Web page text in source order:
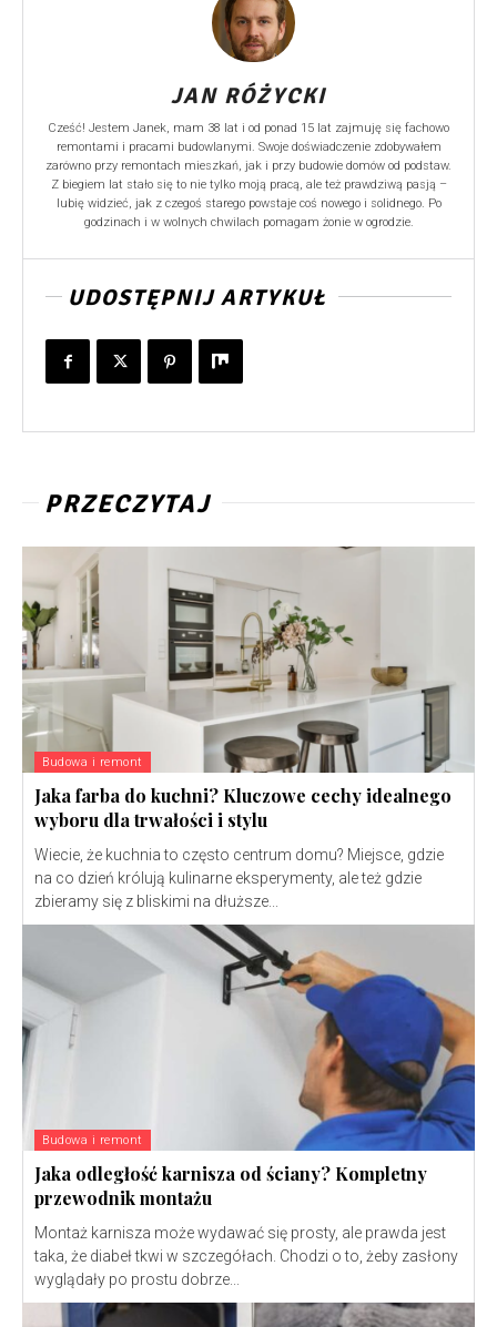
JAN RÓŻYCKI
Cześć! Jestem Janek, mam 38 lat i od ponad 15 lat zajmuję się fachowo
remontami i pracami budowlanymi. Swoje doświadczenie zdobywałem
zarówno przy remontach mieszkań, jak i przy budowie domów od podstaw.
Z biegiem lat stało się to nie tylko moją pracą, ale też prawdziwą pasją –
lubię widzieć, jak z czegoś starego powstaje coś nowego i solidnego. Po
godzinach i w wolnych chwilach pomagam żonie w ogrodzie.
UDOSTĘPNIJ ARTYKUŁ
PRZECZYTAJ
Budowa i remont
Jaka farba do kuchni? Kluczowe cechy idealnego
wyboru dla trwałości i stylu
Wiecie, że kuchnia to często centrum domu? Miejsce, gdzie
na co dzień królują kulinarne eksperymenty, ale też gdzie
zbieramy się z bliskimi na dłuższe...
Budowa i remont
Jaka odległość karnisza od ściany? Kompletny
przewodnik montażu
Montaż karnisza może wydawać się prosty, ale prawda jest
taka, że diabeł tkwi w szczegółach. Chodzi o to, żeby zasłony
wyglądały po prostu dobrze...